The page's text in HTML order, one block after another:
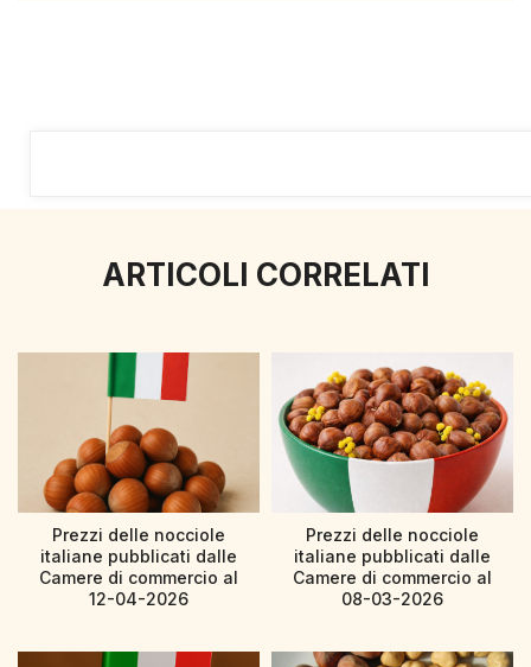
ARTICOLI CORRELATI
Prezzi delle nocciole
italiane pubblicati dalle
Camere di commercio al
12-04-2026
Prezzi delle nocciole
italiane pubblicati dalle
Camere di commercio al
08-03-2026